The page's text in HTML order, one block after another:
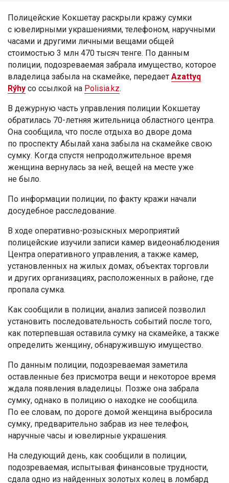
Полицейские Кокшетау раскрыли кражу сумки
с ювелирными украшениями, телефоном, наручными
часами и другими личными вещами общей
стоимостью 3 млн 470 тысяч тенге. По данным
полиции, подозреваемая забрала имущество, которое
владелица забыла на скамейке, передает Azattyq
Rýhy со ссылкой на Polisia.kz.
В дежурную часть управления полиции Кокшетау
обратилась 70-летняя жительница областного центра.
Она сообщила, что после отдыха во дворе дома
по проспекту Абылай хана забыла на скамейке свою
сумку. Когда спустя непродолжительное время
женщина вернулась за ней, вещей на месте уже
не было.
По информации полиции, по факту кражи начали
досудебное расследование.
В ходе оперативно-розыскных мероприятий
полицейские изучили записи камер видеонаблюдения
Центра оперативного управления, а также камер,
установленных на жилых домах, объектах торговли
и других организациях, расположенных в районе, где
пропала сумка.
Как сообщили в полиции, анализ записей позволил
установить последовательность событий после того,
как потерпевшая оставила сумку на скамейке, а также
определить женщину, обнаружившую имущество.
По данным полиции, подозреваемая заметила
оставленные без присмотра вещи и некоторое время
ждала появления владелицы. Позже она забрала
сумку, однако в полицию о находке не сообщила.
По ее словам, по дороге домой женщина выбросила
сумку, предварительно забрав из нее телефон,
наручные часы и ювелирные украшения.
На следующий день, как сообщили в полиции,
подозреваемая, испытывая финансовые трудности,
сдала одно из найденных золотых колец в ломбард